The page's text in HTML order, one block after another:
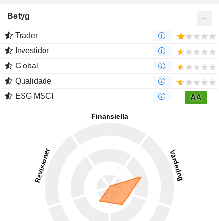
Betyg
Trader
Investidor
Global
Qualidade
ESG MSCI
AA